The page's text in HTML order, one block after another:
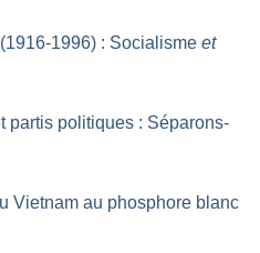
1996) : Socialismeet
partis politiques : Séparons-
Vietnam au phosphore blanc